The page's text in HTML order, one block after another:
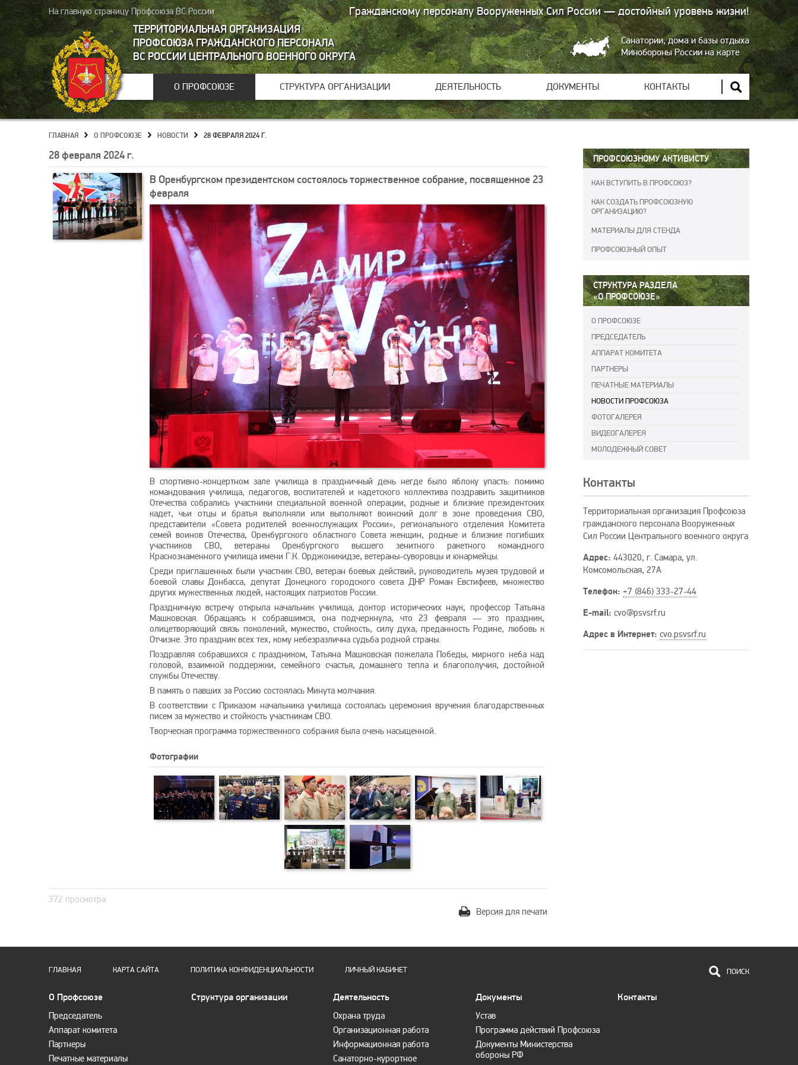
На главную страницу Профсоюза ВС России Гражданскому персоналу Вооруженных Сил России — достойный уровень жизни!
ТЕРРИТОРИАЛЬНАЯ ОРГАНИЗАЦИЯ
ПРОФСОЮЗА ГРАЖДАНСКОГО ПЕРСОНАЛА
ВС РОССИИ ЦЕНТРАЛЬНОГО ВОЕННОГО ОКРУГА
Санатории, дома и базы отдыха
Минобороны России на карте
О ПРОФСОЮЗЕ СТРУКТУРА ОРГАНИЗАЦИИ ДЕЯТЕЛЬНОСТЬ ДОКУМЕНТЫ КОНТАКТЫ
ГЛАВНАЯ О ПРОФСОЮЗЕ НОВОСТИ 28 ФЕВРАЛЯ 2024 Г.
28 февраля 2024 г.
В Оренбургском президентском состоялось торжественное собрание, посвященное 23
февраля
В спортивно-концертном зале училища в праздничный день негде было яблоку упасть: помимо
командования училища, педагогов, воспитателей и кадетского коллектива поздравить защитников
Отечества собрались участники специальной военной операции, родные и близкие президентских
кадет, чьи отцы и братья выполняли или выполняют воинский долг в зоне проведения СВО,
представители «Совета родителей военнослужащих России», регионального отделения Комитета
семей воинов Отечества, Оренбургского областного Совета женщин, родные и близкие погибших
участников СВО, ветераны Оренбургского высшего зенитного ракетного командного
Краснознаменного училища имени Г.К. Орджоникидзе, ветераны-суворовцы и юнармейцы.
Среди приглашенных были участник СВО, ветеран боевых действий, руководитель музея трудовой и
боевой славы Донбасса, депутат Донецкого городского совета ДНР Роман Евстифеев, множество
других мужественных людей, настоящих патриотов России.
Праздничную встречу открыла начальник училища, доктор исторических наук, профессор Татьяна
Машковская. Обращаясь к собравшимся, она подчеркнула, что 23 февраля — это праздник,
олицетворяющий связь поколений, мужество, стойкость, силу духа, преданность Родине, любовь к
Отчизне. Это праздник всех тех, кому небезразлична судьба родной страны.
Поздравляя собравшихся с праздником, Татьяна Машковская пожелала Победы, мирного неба над
головой, взаимной поддержки, семейного счастья, домашнего тепла и благополучия, достойной
службы Отечеству.
В память о павших за Россию состоялась Минута молчания.
В соответствии с Приказом начальника училища состоялась церемония вручения благодарственных
писем за мужество и стойкость участникам СВО.
Творческая программа торжественного собрания была очень насыщенной.
Фотографии
372 просмотра
Версия для печати
ПРОФСОЮЗНОМУ АКТИВИСТУ
КАК ВСТУПИТЬ В ПРОФСОЮЗ?
КАК СОЗДАТЬ ПРОФСОЮЗНУЮ
ОРГАНИЗАЦИЮ?
МАТЕРИАЛЫ ДЛЯ СТЕНДА
ПРОФСОЮЗНЫЙ ОПЫТ
СТРУКТУРА РАЗДЕЛА
«О ПРОФСОЮЗЕ»
О ПРОФСОЮЗЕ
ПРЕДСЕДАТЕЛЬ
АППАРАТ КОМИТЕТА
ПАРТНЕРЫ
ПЕЧАТНЫЕ МАТЕРИАЛЫ
НОВОСТИ ПРОФСОЮЗА
ФОТОГАЛЕРЕЯ
ВИДЕОГАЛЕРЕЯ
МОЛОДЕЖНЫЙ СОВЕТ
Контакты
Территориальная организация Профсоюза
гражданского персонала Вооруженных
Сил России Центрального военного округа
Адрес: 443020, г. Самара, ул.
Комсомольская, 27А
Телефон: +7 (846) 333-27-44
E-mail: cvo@psvsrf.ru
Адрес в Интернет: cvo.psvsrf.ru
ГЛАВНАЯ КАРТА САЙТА ПОЛИТИКА КОНФИДЕНЦИАЛЬНОСТИ ЛИЧНЫЙ КАБИНЕТ ПОИСК
О Профсоюзе
Председатель
Аппарат комитета
Партнеры
Печатные материалы
Структура организации Деятельность
Охрана труда
Организационная работа
Информационная работа
Санаторно-курортное
Документы
Устав
Программа действий Профсоюза
Документы Министерства
обороны РФ
Контакты